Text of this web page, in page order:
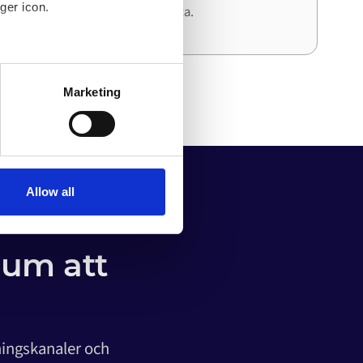
icon.
meters
functioning of the
the internet
Marketing
Allow all
och ansträngning än den första.
att
och